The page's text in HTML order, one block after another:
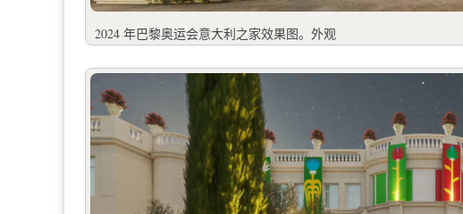
2024 年巴黎奥运会意大利之家效果图。外观